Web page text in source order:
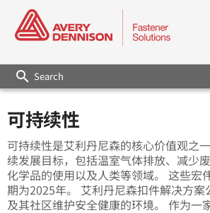
search
可持续性
可持续性是艾利丹尼森的核心价值观之
续发展目标，包括温室气体排放、减少
化学品的使用以及人类等领域。 这些宏
期为2025年。 艾利丹尼森扣件解决方
及其社区维护安全健康的环境。 作为一